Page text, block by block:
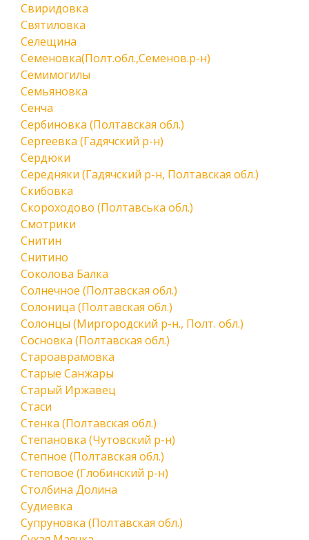
Свиридовка
Святиловка
Селещина
Семеновка(Полт.обл.,Семенов.р-н)
Семимогилы
Семьяновка
Сенча
Сербиновка (Полтавская обл.)
Сергеевка (Гадячский р-н)
Сердюки
Середняки (Гадячский р-н, Полтавская обл.)
Скибовка
Скороходово (Полтавська обл.)
Смотрики
Снитин
Снитино
Соколова Балка
Солнечное (Полтавская обл.)
Солоница (Полтавская обл.)
Солонцы (Миргородский р-н., Полт. обл.)
Сосновка (Полтавская обл.)
Староаврамовка
Старые Санжары
Старый Иржавец
Стаси
Стенка (Полтавская обл.)
Степановка (Чутовский р-н)
Степное (Полтавская обл.)
Степовое (Глобинский р-н)
Столбина Долина
Судиевка
Супруновка (Полтавская обл.)